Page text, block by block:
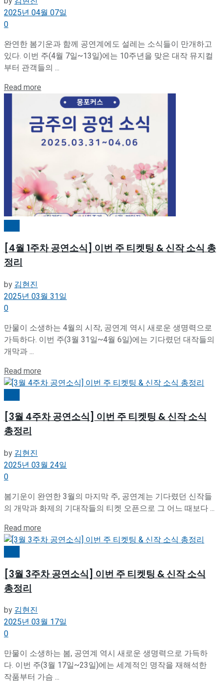
2025년 04월 07일
0
완연한 봄기운과 함께 공연계에도 설레는 소식들이 만개하고
있다. 이번 주(4월 7일~13일)에는 10주년을 맞은 대작 뮤지컬
부터 관객들의 ...
Read more
[4월 1주차 공연소식] 이번 주 티켓팅 & 신작 소식 총
정리
by 김현진
2025년 03월 31일
0
만물이 소생하는 4월의 시작, 공연계 역시 새로운 생명력으로
가득하다. 이번 주(3월 31일~4월 6일)에는 기다렸던 대작들의
개막과 ...
Read more
[3월 4주차 공연소식] 이번 주 티켓팅 & 신작 소식
총정리
by김현진
2025년 03월 24일
0
봄기운이 완연한 3월의 마지막 주, 공연계는 기다렸던 신작들
의 개막과 화제의 기대작들의 티켓 오픈으로 그 어느 때보다 ...
Read more
[3월 3주차 공연소식] 이번 주 티켓팅 & 신작 소식
총정리
by김현진
2025년 03월 17일
0
만물이 소생하는 봄, 공연계 역시 새로운 생명력으로 가득하
다. 이번 주(3월 17일~23일)에는 세계적인 명작을 재해석한
작품부터 가슴 ...